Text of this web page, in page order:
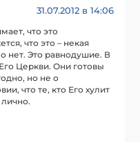
31.07.2012 в 14:06
что это
что это – некая
нет. Это равнодушие. В
Церкви. Они готовы
но не о
что те, кто Его хулит